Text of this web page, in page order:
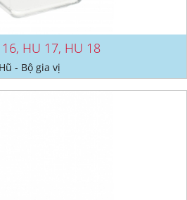
HU 17, HU 18
Hũ - Bộ gia vị